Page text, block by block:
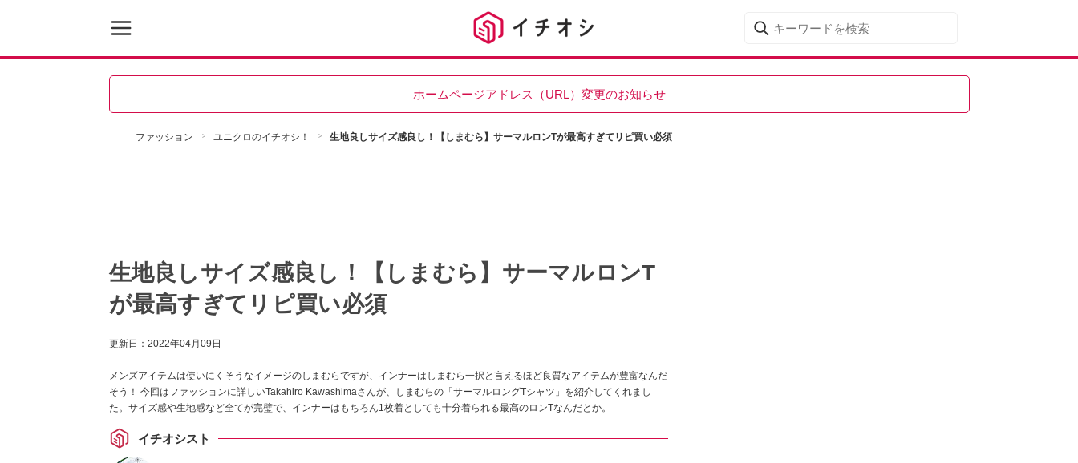
ホームページアドレス（URL）変更のお知らせ
ファッション ユニクロのイチオシ！ 生地良しサイズ感良し！【しまむら】サーマルロンTが最高すぎてリピ買い必須
生地良しサイズ感良し！【しまむら】サーマルロンT
が最高すぎてリピ買い必須
更新日： 2022年04月09日
メンズアイテムは使いにくそうなイメージのしまむらですが、インナーはしまむら一択と言えるほど良質なアイテムが豊富なんだ
そう！ 今回はファッションに詳しいTakahiro Kawashimaさんが、しまむらの「サーマルロングTシャツ」を紹介してくれまし
た。サイズ感や生地感など全てが完璧で、インナーはもちろん1枚着としても十分着られる最高のロンTなんだとか。
イチオシスト